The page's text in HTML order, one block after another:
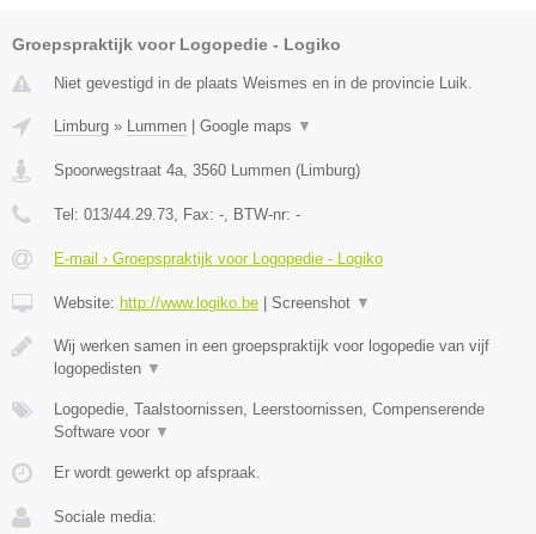
Groepspraktijk voor Logopedie - Logiko
Niet gevestigd in de plaats Weismes en in de provincie Luik.
Limburg » Lummen Google maps ▼
Spoorwegstraat 4a, 3560 Lummen (Limburg)
Tel: 013/44.29.73, Fax: -, BTW-nr: -
E-mail › Groepspraktijk voor Logopedie - Logiko
Website: http://www.logiko.be Screenshot ▼
Wij werken samen in een groepspraktijk voor logopedie van vijf
logopedisten ▼
Logopedie, Taalstoornissen, Leerstoornissen, Compenserende
Software voor ▼
Er wordt gewerkt op afspraak.
Sociale media: